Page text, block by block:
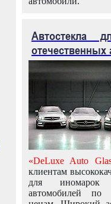
Автостекла
отечественных
«DeLuxe Auto
клиентам
для иномарок
автомобилей